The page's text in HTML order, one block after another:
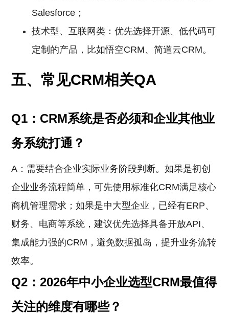
Salesforce；
技术型、互联网类：优先选择开源、低代码可
定制的产品，比如悟空CRM、简道云CRM。
五、常见CRM相关QA
Q1：CRM系统是否必须和企业其他业
务系统打通？
A：需要结合企业实际业务阶段判断。如果是初创
企业业务流程简单，可先使用标准化CRM满足核心
商机管理需求；如果是中大型企业，已经有ERP、
财务、电商等系统，建议优先选择具备开放API、
集成能力强的CRM，避免数据孤岛，提升业务流转
效率。
Q2：2026年中小企业选型CRM最值得
关注的维度有哪些？